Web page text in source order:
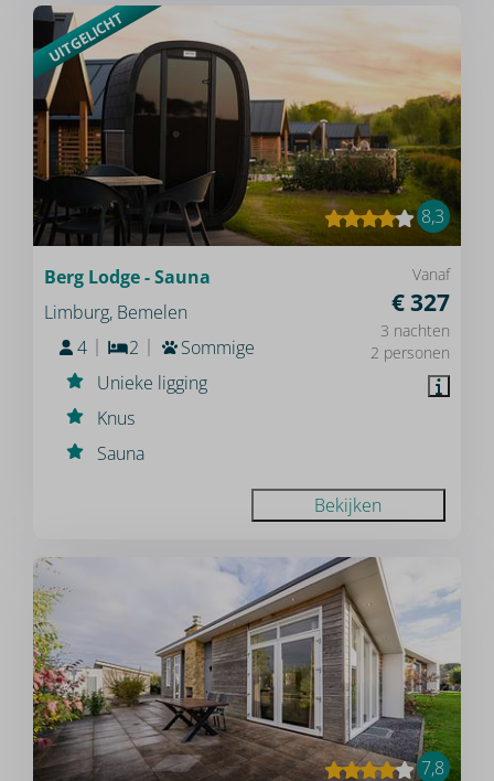
UITGELICHT
8,3
Vanaf
€ 327
3 nachten
2 personen
Berg Lodge - Sauna
Limburg, Bemelen
4
2
Sommige
Unieke ligging
Knus
Sauna
Bekijken
7,8